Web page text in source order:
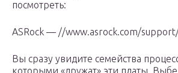
посмотреть:
ASRock — //www.asrock.com/
Вы сразу увидите семейства
которыми «дружат» эти платы.